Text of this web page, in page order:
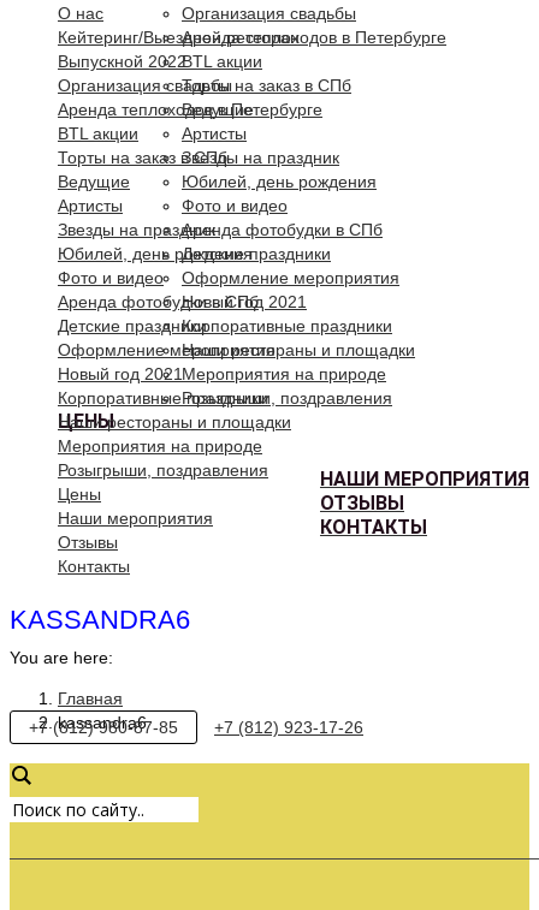
Организация свадьбы
Аренда теплоходов в Петербурге
BTL акции
Торты на заказ в СПб
Ведущие
Артисты
Звезды на праздник
Юбилей, день рождения
Фото и видео
Аренда фотобудки в СПб
Детские праздники
Оформление мероприятия
Новый год 2021
Корпоративные праздники
Наши рестораны и площадки
Мероприятия на природе
Розыгрыши, поздравления
ЦЕНЫ
НАШИ МЕРОПРИЯТИЯ
ОТЗЫВЫ
КОНТАКТЫ
О нас
Кейтеринг/Выездной ресторан
Выпускной 2022
Организация свадьбы
Аренда теплоходов в Петербурге
BTL акции
Торты на заказ в СПб
Ведущие
Артисты
Звезды на праздник
Юбилей, день рождения
Фото и видео
Аренда фотобудки в СПб
Детские праздники
Оформление мероприятия
Новый год 2021
Корпоративные праздники
Наши рестораны и площадки
Мероприятия на природе
Розыгрыши, поздравления
Цены
Наши мероприятия
Отзывы
Контакты
KASSANDRA6
You are here:
Главная
kassandra6
+7 (812) 980-87-85 +7 (812) 923-17-26